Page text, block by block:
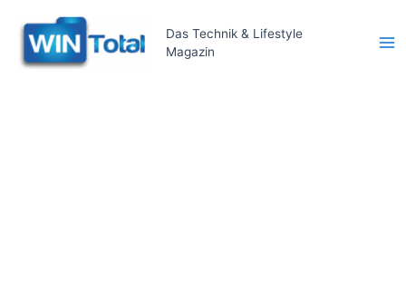
Inhalt
springen
Das Technik & Lifestyle
Magazin